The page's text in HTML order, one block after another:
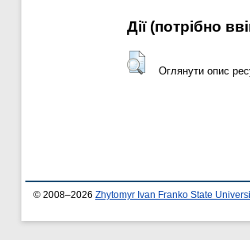
Дії ​​(потрібно
Оглянути опис
© 2008–2026 Zhytomyr Ivan Franko State